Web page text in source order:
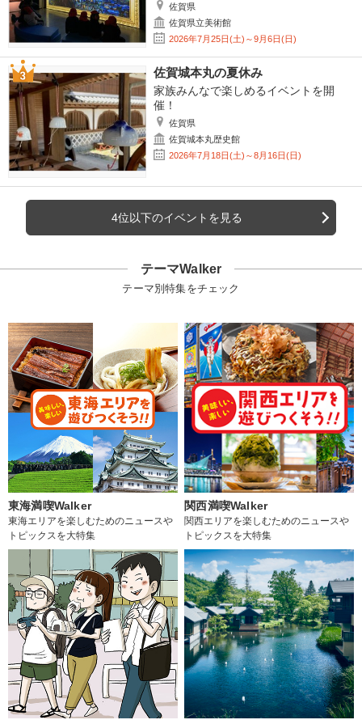
佐賀県
佐賀県立美術館
2026年7月25日(土)～9月6日(日)
佐賀城本丸の夏休み
家族みんなで楽しめるイベントを開
催！
佐賀県
佐賀城本丸歴史館
2026年7月18日(土)～8月16日(日)
4位以下のイベントを見る
テーマWalker
テーマ別特集をチェック
東海満喫Walker
東海エリアを楽しむためのニュースや
トピックスを大特集
関西満喫Walker
関西エリアを楽しむためのニュースや
トピックスを大特集